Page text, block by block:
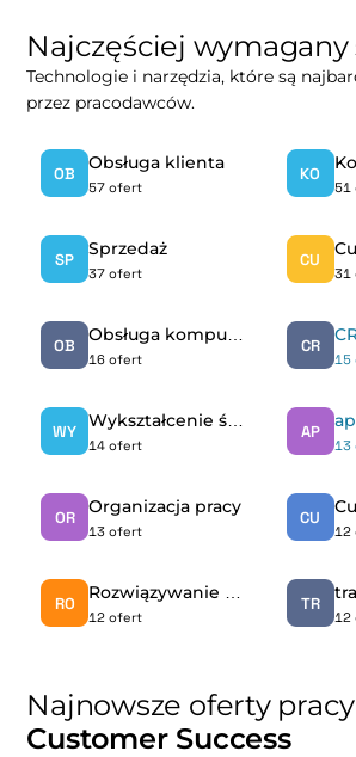
Najczęściej wymagany
Technologie i narzędzia, które są
przez pracodawców.
OB
Obsługa klienta
57 ofert
KO
51
SP
Sprzedaż
37 ofert
CU
31
OB
16 ofert
CR
15
WY
14 ofert
AP
13
OR
Organizacja pracy
13 ofert
CU
12
RO
12 ofert
TR
12
Najnowsze oferty pracy
Customer Success